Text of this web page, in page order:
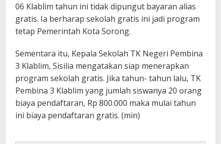
06 Klablim tahun ini tidak dipungut bayaran alias
gratis. Ia berharap sekolah gratis ini jadi program
tetap Pemerintah Kota Sorong.
Sementara itu, Kepala Sekolah TK Negeri Pembina
3 Klablim, Sisilia mengatakan siap menerapkan
program sekolah gratis. Jika tahun- tahun lalu, TK
Pembina 3 Klablim yang jumlah siswanya 20 orang
biaya pendaftaran, Rp 800.000 maka mulai tahun
ini biaya pendaftaran gratis. (min)